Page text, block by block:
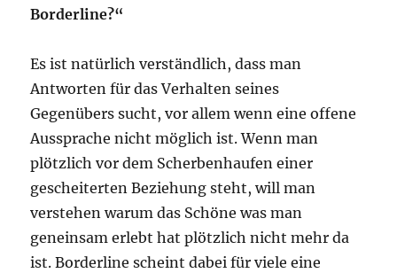
Borderline?“
Es ist natürlich verständlich, dass man
Antworten für das Verhalten seines
Gegenübers sucht, vor allem wenn eine offene
Aussprache nicht möglich ist. Wenn man
plötzlich vor dem Scherbenhaufen einer
gescheiterten Beziehung steht, will man
verstehen warum das Schöne was man
geneinsam erlebt hat plötzlich nicht mehr da
ist. Borderline scheint dabei für viele eine